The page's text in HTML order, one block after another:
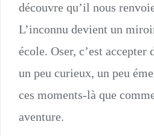
découvre qu’il nous
L’inconnu devient un
école. Oser, c’est accepter
un peu curieux, un peu
ces moments-là que
aventure.